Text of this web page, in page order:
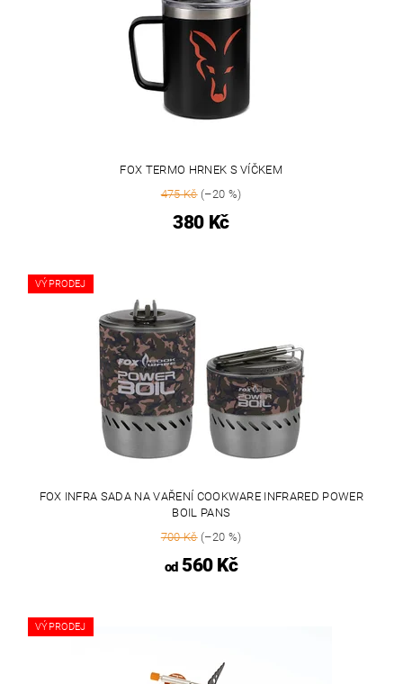
FOX TERMO HRNEK S VÍČKEM
475 Kč(–20 %)
380 Kč
VÝPRODEJ
FOX INFRA SADA NA VAŘENÍ COOKWARE INFRARED POWER
BOIL PANS
700 Kč(–20 %)
od560 Kč
VÝPRODEJ